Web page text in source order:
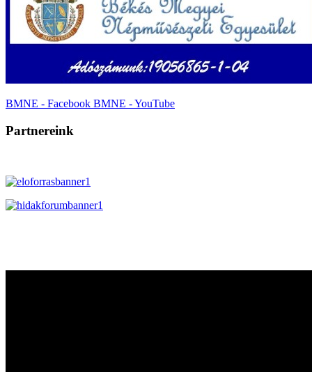
BMNE - Facebook BMNE - YouTube
Partnereink